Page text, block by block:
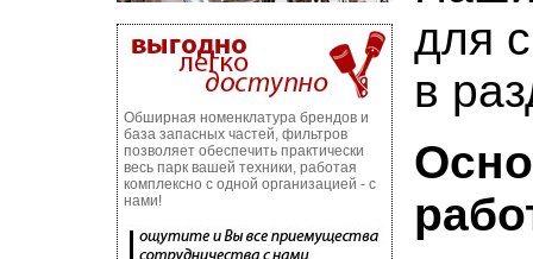
Обширная номенклатура брендов и
база запасных частей, фильтров
позволяет обеспечить практически
весь парк вашей техники, работая
комплексно с одной организацией - с
нами!
для
в